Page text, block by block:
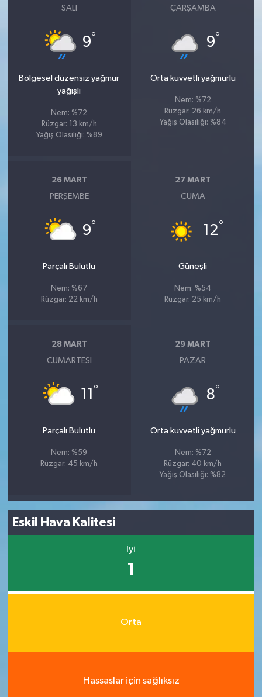
SALI
9°
Bölgesel düzensiz yağmur
yağışlı
Nem: %72
Rüzgar: 13 km/h
Yağış Olasılığı: %89
ÇARŞAMBA
9°
Orta kuvvetli yağmurlu
Nem: %72
Rüzgar: 26 km/h
Yağış Olasılığı: %84
26 MART
PERŞEMBE
9°
Parçalı Bulutlu
Nem: %67
Rüzgar: 22 km/h
27 MART
CUMA
12°
Güneşli
Nem: %54
Rüzgar: 25 km/h
28 MART
CUMARTESI
11 °
Parçalı Bulutlu
Nem: %59
Rüzgar: 45 km/h
29 MART
PAZAR
8°
Orta kuvvetli yağmurlu
Nem: %72
Rüzgar: 40 km/h
Yağış Olasılığı: %82
Eskil Hava Kalitesi
İyi
1
Orta
Hassaslar için sağlıksız